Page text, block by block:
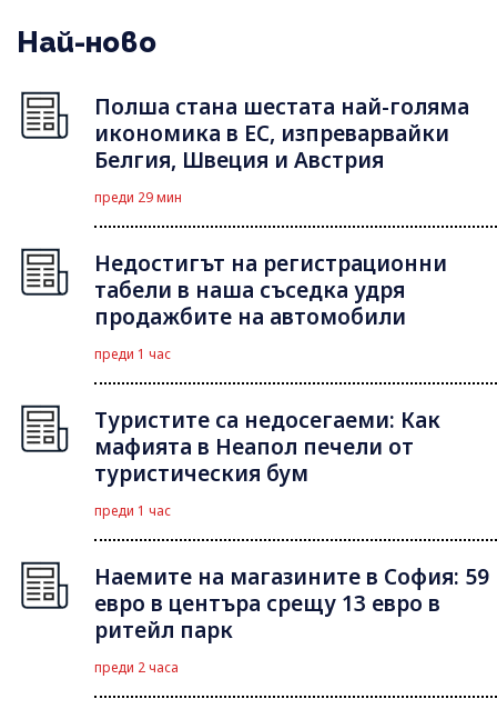
Най-ново
Полша стана шестата най-голяма
икономика в ЕС, изпреварвайки
Белгия, Швеция и Австрия
преди 29 мин
Недостигът на регистрационни
табели в наша съседка удря
продажбите на автомобили
преди 1 час
Туристите са недосегаеми: Как
мафията в Неапол печели от
туристическия бум
преди 1 час
Наемите на магазините в София: 59
евро в центъра срещу 13 евро в
ритейл парк
преди 2 часа